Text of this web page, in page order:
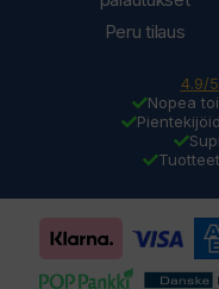
Peru tilaus
4.9/
Nopea